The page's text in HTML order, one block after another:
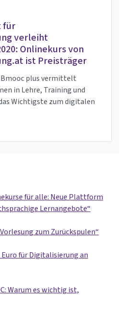
für
verleiht
Onlinekurs von
ist Preisträger
plus vermittelt
in Lehre, Training und
Wichtigste zum digitalen
für alle: Neue Plattform
Lernangebote
Vorlesung zum Zurückspulen
Euro für Digitalisierung an
Warum es wichtig ist,